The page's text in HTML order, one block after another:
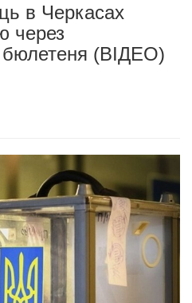
в Черкасах
через
(ВІДЕО)